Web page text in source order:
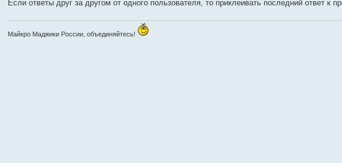
Если ответы друг за другом от одного пользователя, то приклеивать последний ответ к
Майкро Маджики России, объединяйтесь!